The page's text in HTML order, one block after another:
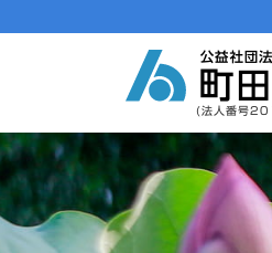
コンテンツへスキップ
メインナビゲー